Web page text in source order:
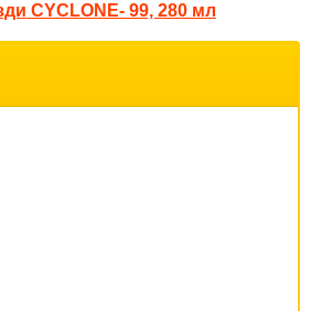
CYCLONE- 99, 280 мл